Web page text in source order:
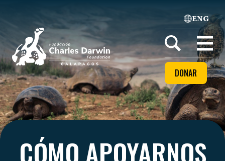
Home
ENG
Open
menu
DONAR
CÓMO APOYARNOS